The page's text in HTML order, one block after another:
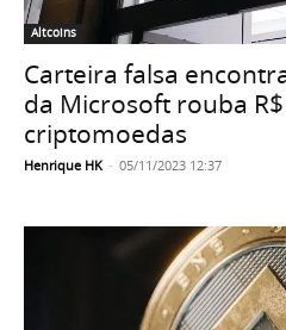
Altcoins
Carteira falsa
da Microsoft rouba
criptomoedas
Henrique HK - 05/11/2023 12:37